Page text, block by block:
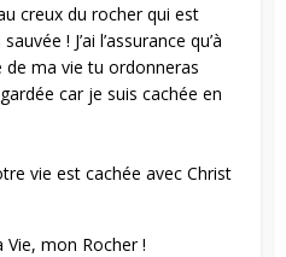
creux du rocher qui est
! J’ai l’assurance qu’à
de ma vie tu ordonneras
car je suis cachée en
vie est cachée avec Christ
Vie, mon Rocher !